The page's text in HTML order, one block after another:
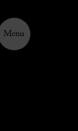
Menu